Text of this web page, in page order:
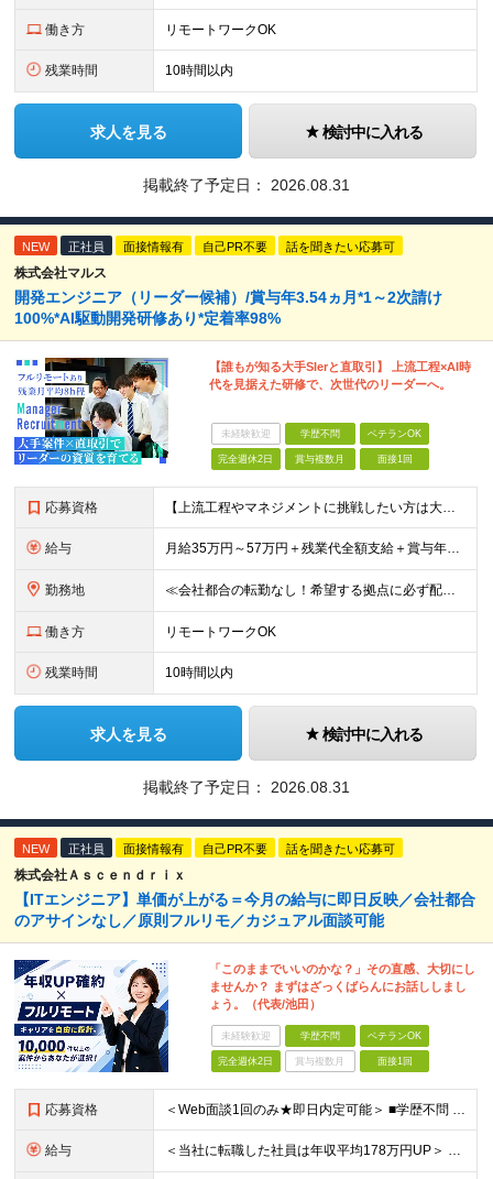
働き方 リモートワークOK
残業時間 10時間以内
求人を見る 検討中に入れる
掲載終了予定日： 2026.08.31
NEW 正社員 面接情報有 自己PR不要 話を聞きたい応募可
株式会社マルス
開発エンジニア（リーダー候補）/賞与年3.54ヵ月*1～2次請け
100%*AI駆動開発研修あり*定着率98%
【誰もが知る大手SIerと直取引】 上流工程×AI時
代を見据えた研修で、次世代のリーダーへ。
未経験歓迎 学歴不問 ベテランOK
完全週休2日 賞与複数月 面接1回
応募資格 【上流工程やマネジメントに挑戦したい方は大歓迎です！】 ★開発エンジニアとしての実務経験をお持ちの方 ★上記に加え、下記いずれかに該当する方 ・チームのリーダー／サブリーダーの経験をお持ちの方 ・教育
給与 月給35万円～57万円＋残業代全額支給＋賞与年3.45ヵ月(リーダー経験者) 月給32万円～43万円＋残業代全額支給＋賞与年3.45ヵ月(実務経験者) 入社時想定年収： 490万円～798万円(リー
勤務地 ≪会社都合の転勤なし！希望する拠点に必ず配属します。新潟Uターン・Iターン大歓迎！≫ 首都圏(東京、神奈川、千葉、埼玉)または新潟市、長岡市周辺のお客様先または各拠点での勤務となります。 ■東京支社
働き方 リモートワークOK
残業時間 10時間以内
求人を見る 検討中に入れる
掲載終了予定日： 2026.08.31
NEW 正社員 面接情報有 自己PR不要 話を聞きたい応募可
株式会社Ａｓｃｅｎｄｒｉｘ
【ITエンジニア】単価が上がる＝今月の給与に即日反映／会社都合
のアサインなし／原則フルリモ／カジュアル面談可能
「このままでいいのかな？」その直感、大切にし
ませんか？ まずはざっくばらんにお話ししまし
ょう。（代表/池田）
未経験歓迎 学歴不問 ベテランOK
完全週休2日 賞与複数月 面接1回
応募資格 ＜Web面談1回のみ★即日内定可能＞ ■学歴不問 ■エンジニアとしての実務経験1年以上 （開発・インフラ・技術・工程など不問）
給与 ＜当社に転職した社員は年収平均178万円UP＞ 月給45万円～120万円＋賞与＋各手当 ※経験・能力などを考慮の上、決定します ※案件の契約内容（月単金など）や昇給、賞与額はすべてシステム上で開示し